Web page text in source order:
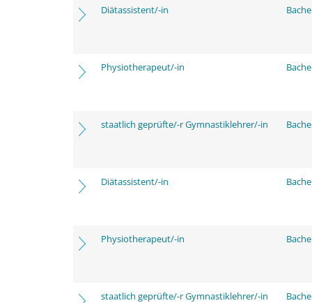
Diätassistent/-in
Physiotherapeut/-in
staatlich geprüfte/-r Gymnastiklehrer/-in
Diätassistent/-in
Physiotherapeut/-in
staatlich geprüfte/-r Gymnastiklehrer/-in